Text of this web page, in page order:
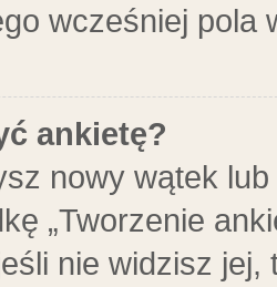
wcześniej pola
ankietę?
nowy wątek
„Tworzenie
nie widzisz